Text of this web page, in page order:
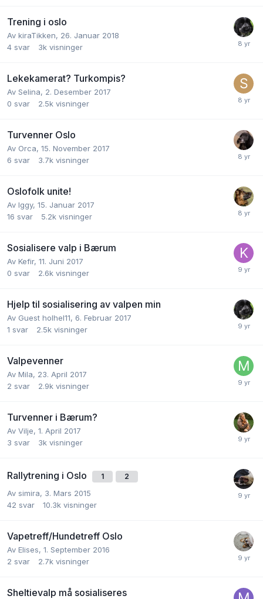
Trening i oslo
Av kiraTikken, 26. Januar 2018
4 svar 3k visninger
Lekekamerat? Turkompis?
Av Selina, 2. Desember 2017
0 svar 2.5k visninger
Turvenner Oslo
Av Orca, 15. November 2017
6 svar 3.7k visninger
Oslofolk unite!
Av Iggy, 15. Januar 2017
16 svar 5.2k visninger
Sosialisere valp i Bærum
Av Kefir, 11. Juni 2017
0 svar 2.6k visninger
Hjelp til sosialisering av valpen min
Av Guest holhel11, 6. Februar 2017
1 svar 2.5k visninger
Valpevenner
Av Mila, 23. April 2017
2 svar 2.9k visninger
Turvenner i Bærum?
Av Vilje, 1. April 2017
3 svar 3k visninger
Rallytrening i Oslo 1 2
Av simira, 3. Mars 2015
42 svar 10.3k visninger
Vapetreff/Hundetreff Oslo
Av Elises, 1. September 2016
2 svar 2.7k visninger
Sheltievalp må sosialiseres